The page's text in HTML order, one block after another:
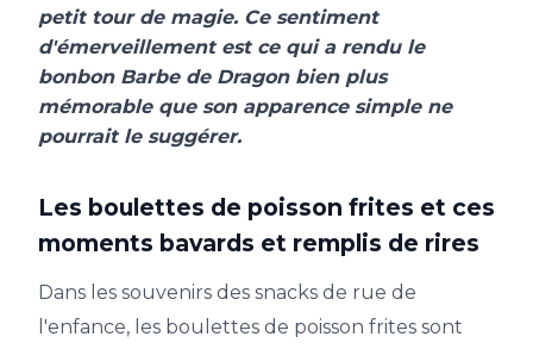
petit tour de magie. Ce sentiment
d'émerveillement est ce qui a rendu le
bonbon Barbe de Dragon bien plus
mémorable que son apparence simple ne
pourrait le suggérer.
Les boulettes de poisson frites et ces
moments bavards et remplis de rires
Dans les souvenirs des snacks de rue de
l'enfance, les boulettes de poisson frites sont